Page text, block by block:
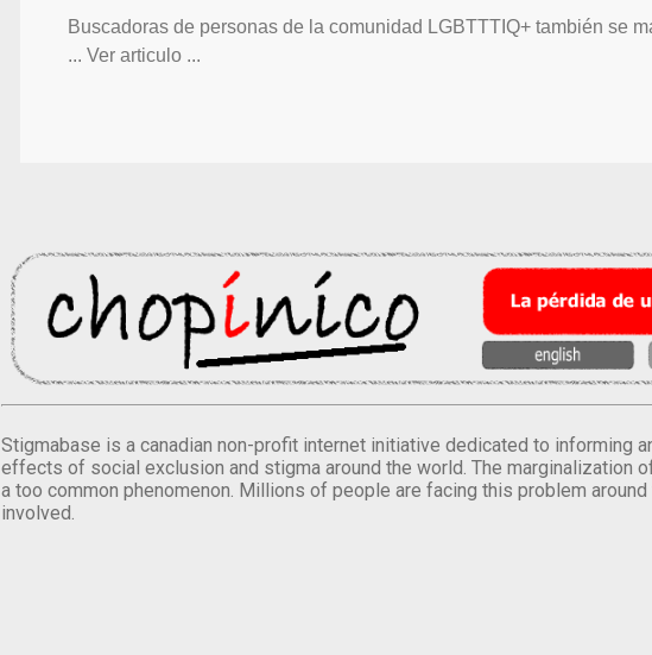
Buscadoras de personas de la comunidad LGBTTTIQ+ también se
... Ver articulo ...
Stigmabase is a canadian non-profit internet initiative dedicated to informing
effects of social exclusion and stigma around the world. The marginalization
a too common phenomenon. Millions of people are facing this problem
involved.